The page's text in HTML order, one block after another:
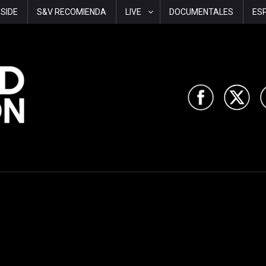
S&V RECOMIENDA LIVE DOCUMENTALES